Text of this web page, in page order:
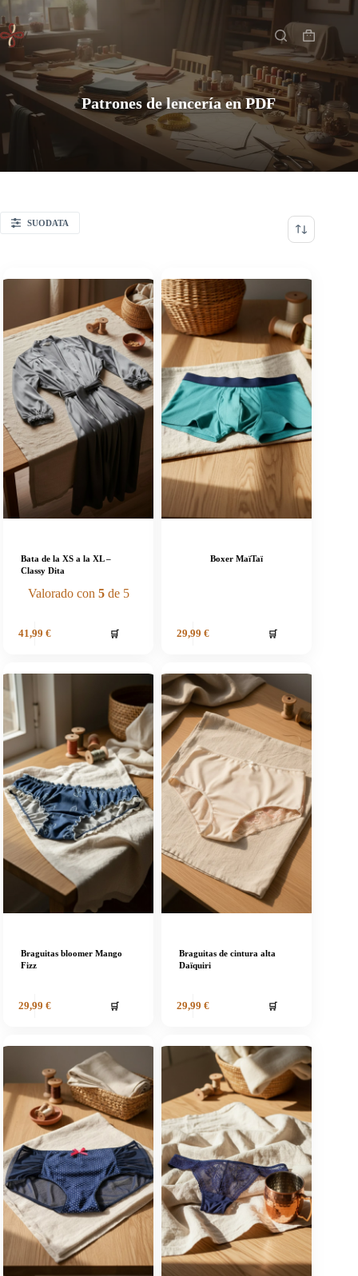
Saltar
al
contenido
Carro
de
compra
Inicio
Patrones de lencería en PDF
SUODATA
Bata de la XS a la XL –
Classy Dita
Valorado con 5de 5
41,99 € 🛒
Boxer MaïTaï
29,99 € 🛒
Braguitas bloomer Mango
Fizz
29,99 € 🛒
Braguitas de cintura alta
Daïquiri
29,99 € 🛒